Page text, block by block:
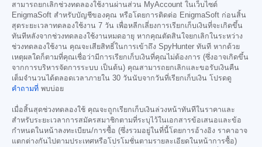
สามารถยกเลิกช่วงทดลองใช้งานผ่านส่วน MyAccount ในเว็บไซต์
EnigmaSoft สำหรับบัญชีของคุณ หรือโดยการติดต่อ EnigmaSoft ก่อนสิ้น
สุดระยะเวลาทดลองใช้งาน 7 วัน เพื่อหลีกเลี่ยงการเรียกเก็บเงินที่จะเกิดขึ้น
ทันทีหลังจากช่วงทดลองใช้งานหมดอายุ หากคุณตัดสินใจยกเลิกในระหว่าง
ช่วงทดลองใช้งาน คุณจะเสียสิทธิ์ในการเข้าถึง SpyHunter ทันที หากด้วย
เหตุผลใดก็ตามที่คุณเชื่อว่ามีการเรียกเก็บเงินที่คุณไม่ต้องการ (ซึ่งอาจเกิดขึ้น
จากการบริหารจัดการระบบ เป็นต้น) คุณสามารถยกเลิกและขอรับเงินคืน
เต็มจำนวนได้ตลอดเวลาภายใน 30 วันนับจากวันที่เรียกเก็บเงิน โปรดดู
คำถามที่ พบบ่อย
เมื่อสิ้นสุดช่วงทดลองใช้ คุณจะถูกเรียกเก็บเงินล่วงหน้าทันทีในราคาและ
สำหรับระยะเวลาการสมัครสมาชิกตามที่ระบุไว้ในเอกสารข้อเสนอและข้อ
กำหนดในหน้าลงทะเบียน/การซื้อ (ซึ่งรวมอยู่ในที่นี้โดยการอ้างอิง ราคาอาจ
แตกต่างกันไปตามประเทศหรือโปรโมชั่นตามรายละเอียดในหน้าการซื้อ)